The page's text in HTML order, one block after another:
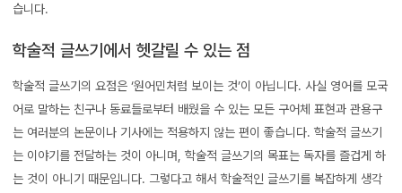
습니다.
학술적 글쓰기에서 헷갈릴 수 있는 점
학술적 글쓰기의 요점은 ‘원어민처럼 보이는 것’이 아닙니다. 사실 영어를 모국
어로 말하는 친구나 동료들로부터 배웠을 수 있는 모든 구어체 표현과 관용구
는 여러분의 논문이나 기사에는 적용하지 않는 편이 좋습니다. 학술적 글쓰기
는 이야기를 전달하는 것이 아니며, 학술적 글쓰기의 목표는 독자를 즐겁게 하
는 것이 아니기 때문입니다. 그렇다고 해서 학술적인 글쓰기를 복잡하게 생각